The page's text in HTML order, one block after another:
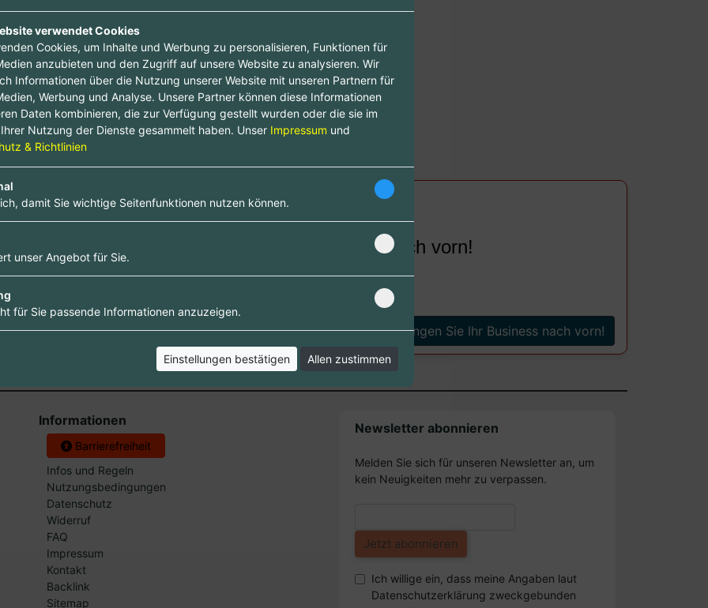
ab und bringe deinen Firmeneintrag ganz nach vorn!
4,95 €
Bringen Sie Ihr Business nach vorn!
Informationen
Barrierefreiheit
Infos und Regeln
Nutzungsbedingungen
Datenschutz
Widerruf
FAQ
Impressum
Kontakt
Backlink
Sitemap
Newsletter abonnieren
Melden Sie sich für unseren Newsletter an, um
kein Neuigkeiten mehr zu verpassen.
Ich willige ein, dass meine Angaben laut
Datenschutzerklärung zweckgebunden
verwendet Cookies
Cookies, um Inhalte und Werbung zu personalisieren, Funktionen für
anzubieten und den Zugriff auf unsere Website zu analysieren. Wir
Informationen über die Nutzung unserer Website mit unseren Partnern für
Werbung und Analyse. Unsere Partner können diese Informationen
Daten kombinieren, die zur Verfügung gestellt wurden oder die sie im
Ihrer Nutzung der Dienste gesammelt haben. Unser Impressum und
& Richtlinien
damit Sie wichtige Seitenfunktionen nutzen können.
unser Angebot für Sie.
für Sie passende Informationen anzuzeigen.
Einstellungen bestätigen Allen zustimmen